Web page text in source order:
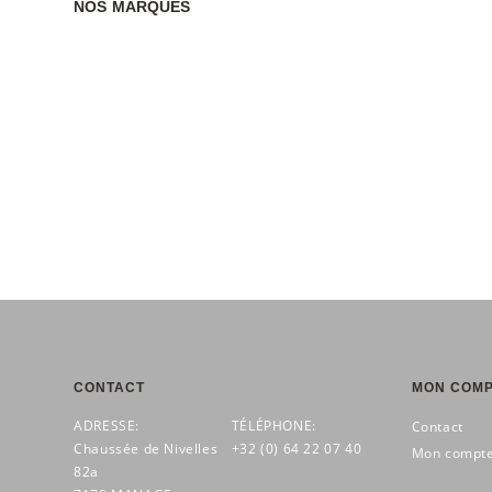
NOS MARQUES
CONTACT
ADRESSE:
Chaussée de Nivelles
82a
TÉLÉPHONE:
+32 (0) 64 22 07 40
MON
Contact
Mon compte